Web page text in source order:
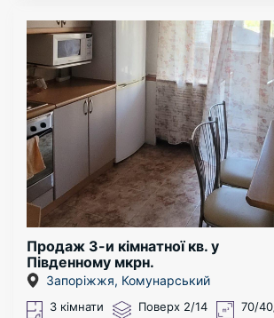
стати вашим новим домом без
зусиль. Зручне планування дозволить
власникам втілити будь-які
Квартира утеплена ззовні.
У будинку створено чинне ОСББ: чистий
доглянутий двір.
Для вас вся інфраструктура центру
дитсадки, кафе, ресторани, лікарні,
зупинки громадського транспорту,
Телефонуйте прямо зараз нашим
домовляйтесь про огляд.
Продаж 3-и кімнатної кв. у
Південному мкрн.
Запоріжжя, Комунарський
3 кімнати Поверх 2/14 70/